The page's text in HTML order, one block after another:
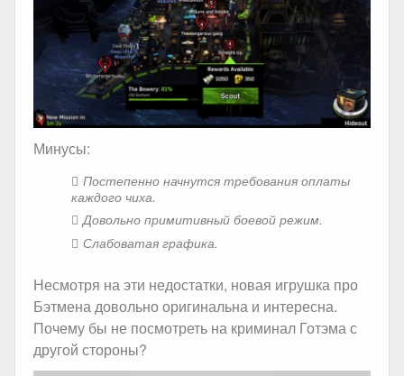
Минусы:
Постепенно начнутся требования оплаты
каждого чиха.
Довольно примитивный боевой режим.
Слабоватая графика.
Несмотря на эти недостатки, новая игрушка про
Бэтмена довольно оригинальна и интересна.
Почему бы не посмотреть на криминал Готэма с
другой стороны?